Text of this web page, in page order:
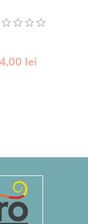
4,00 lei